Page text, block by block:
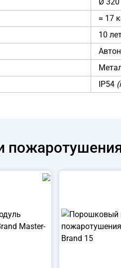
≈ 17
10
IP54